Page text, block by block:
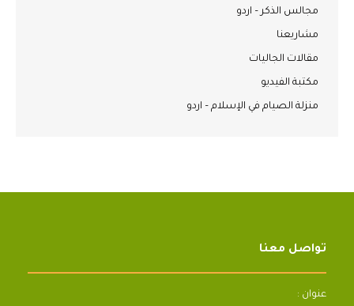
مجالس الذكر – اردو
مشاريعنا
مقالات الجاليات
مكتبة الفيديو
منزلة الصيام في الإسلام – اردو
تواصل معنا
عنوان :